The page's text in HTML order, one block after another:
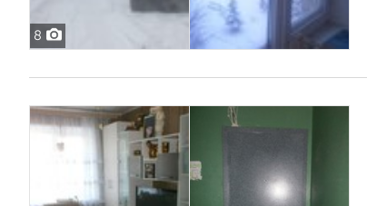
8